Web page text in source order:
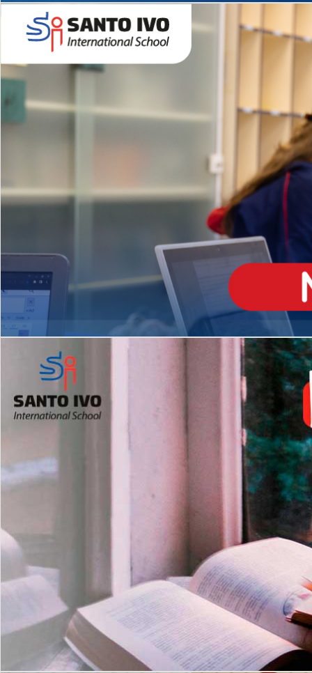
Novidades 2026 High School
Matrículas Abertas 2026
EDUCAÇÃO INFANTIL
Inglês todos os dias
MÉDIO
igh School
Dupla Diplomação
2º AO 5º ANO FUNDAMENTAL
es
Com imersão Bilingue - Anos
Finais
6º AO 9º ANO FUNDAMENTAL
Inglês: Turmas Reduzidas
(Proficiência)